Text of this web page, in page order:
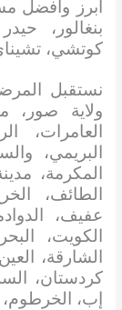
ابرز وافضل
بنغالور،
كوتشي،
نستقبل
ولاية صور،
العامرات،
البريمي،
المكرمة،
الطائف،
عفيف،
الكويت،
الشارقة،
كردستان،
إب، الخرطوم،